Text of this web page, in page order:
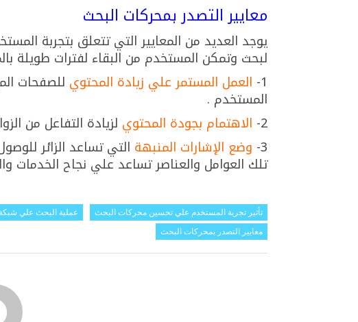
معايير التصدر بمحركات البحث
يوجد العديد من المعايير التي تتعلق بتجربة
لبحث وتمكن المستخدم من البقاء لفترات طويلة
1- العمل المستمر علي زيادة المحتوي للصفحات
المستخدم .
2- الاهتمام بجودة المحتوي لزيادة التفاعل من
3- وضع الإشارات المنبهة التي تساعد الزائر
تلك العوامل والعناصر تساعد علي نجاح الخدمات
تأثير تجربة المستخدم علي تحسين محركات البحث عملية البحث علي شبكة
معايير التصدر بمحركات البحث